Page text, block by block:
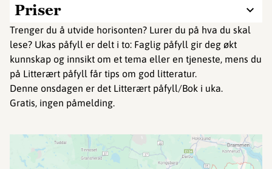
Priser
Trenger du å utvide horisonten? Lurer du på hva du skal
lese? Ukas påfyll er delt i to: Faglig påfyll gir deg økt
kunnskap og innsikt om et tema eller en tjeneste, mens du
på Litterært påfyll får tips om god litteratur.
Denne onsdagen er det Litterært påfyll/Bok i uka.
Gratis, ingen påmelding.